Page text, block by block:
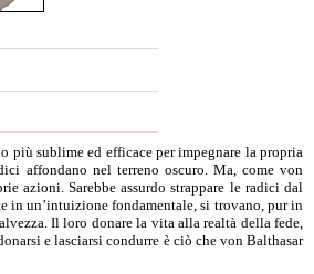
più sublime ed efficace per impegnare la propria
affondano nel terreno oscuro. Ma, come von
azioni. Sarebbe assurdo strappare le radici dal
in un’intuizione fondamentale, si trovano, pur in
Il loro donare la vita alla realtà della fede,
e lasciarsi condurre è ciò che von Balthasar